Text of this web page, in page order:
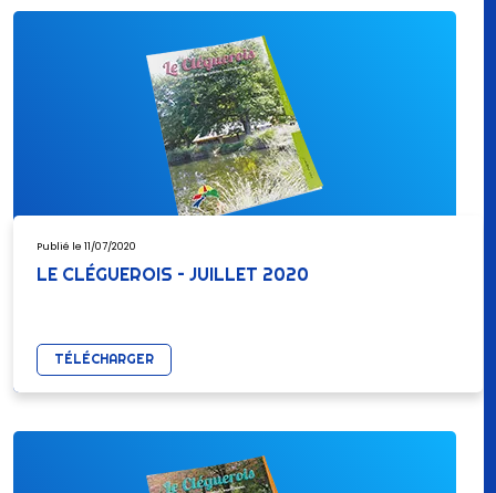
Publié le 11/07/2020
LE CLÉGUEROIS – JUILLET 2020
TÉLÉCHARGER